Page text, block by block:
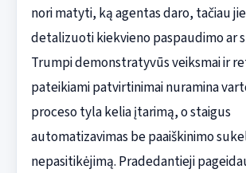
nori matyti, ką agentas daro, tačiau
detalizuoti kiekvieno paspaudimo ar
Trumpi demonstratyvūs veiksmai ir
pateikiami patvirtinimai nuramina
proceso tyla kelia įtarimą, o staigus
automatizavimas be paaiškinimo
nepasitikėjimą. Pradedantieji